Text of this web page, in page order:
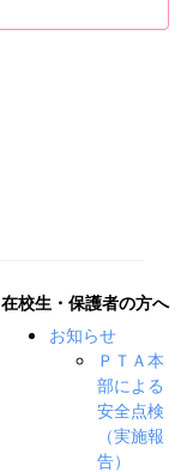
在校生・保護者の方へ
お知らせ
ＰＴＡ本
部による
安全点検
（実施報
告）